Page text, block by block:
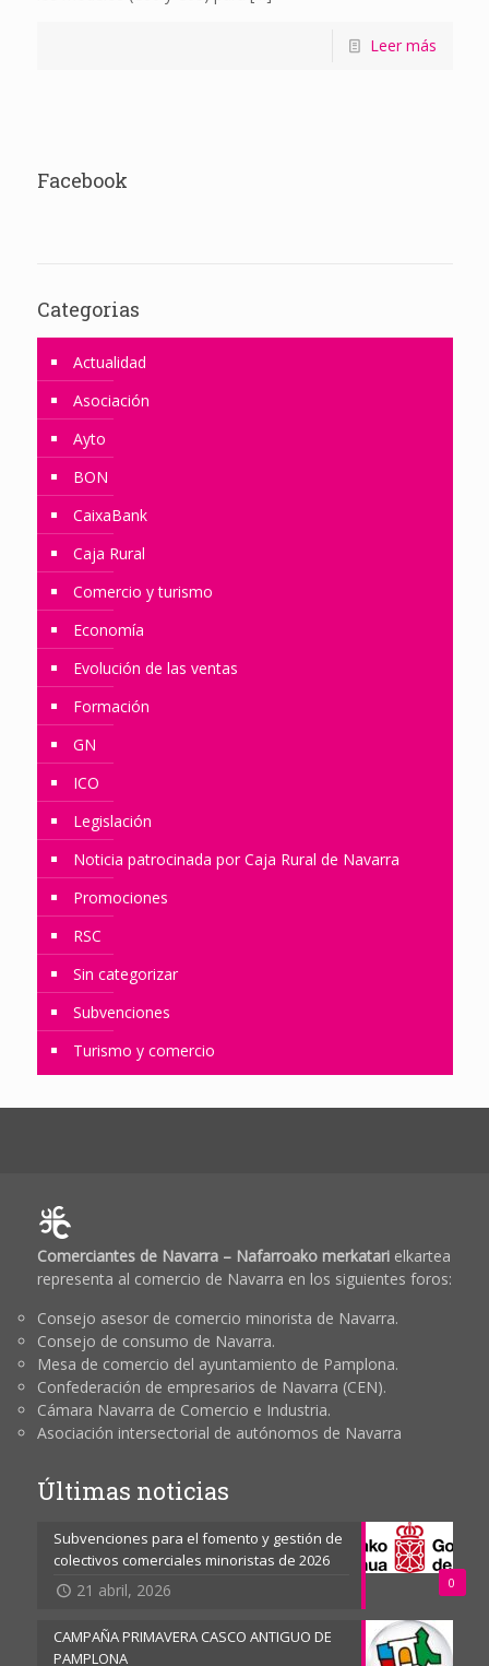
Leer más
Facebook
Categorias
Actualidad
Asociación
Ayto
BON
CaixaBank
Caja Rural
Comercio y turismo
Economía
Evolución de las ventas
Formación
GN
ICO
Legislación
Noticia patrocinada por Caja Rural de Navarra
Promociones
RSC
Sin categorizar
Subvenciones
Turismo y comercio
Comerciantes de Navarra – Nafarroako merkatarielkartea
representa al comercio de Navarra en los siguientes foros:
Consejo asesor de comercio minorista de Navarra.
Consejo de consumo de Navarra.
Mesa de comercio del ayuntamiento de Pamplona.
Confederación de empresarios de Navarra (CEN).
Cámara Navarra de Comercio e Industria.
Asociación intersectorial de autónomos de Navarra
Últimas noticias
0
Subvenciones para el fomento y gestión de
colectivos comerciales minoristas de 2026
21 abril, 2026
CAMPAÑA PRIMAVERA CASCO ANTIGUO DE
PAMPLONA